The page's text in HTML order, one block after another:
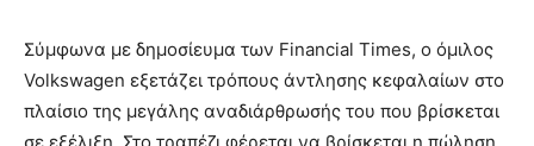
Σύμφωνα με δημοσίευμα των Financial Times, ο όμιλος
Volkswagen εξετάζει τρόπους άντλησης κεφαλαίων στο
πλαίσιο της μεγάλης αναδιάρθρωσής του που βρίσκεται